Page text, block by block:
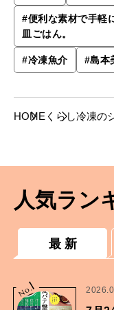
#便利な素材で手軽
皿ごはん。
#冷凍魚介 #島本
HOME くらし冷凍の
人気ラン
最 新
No.
1